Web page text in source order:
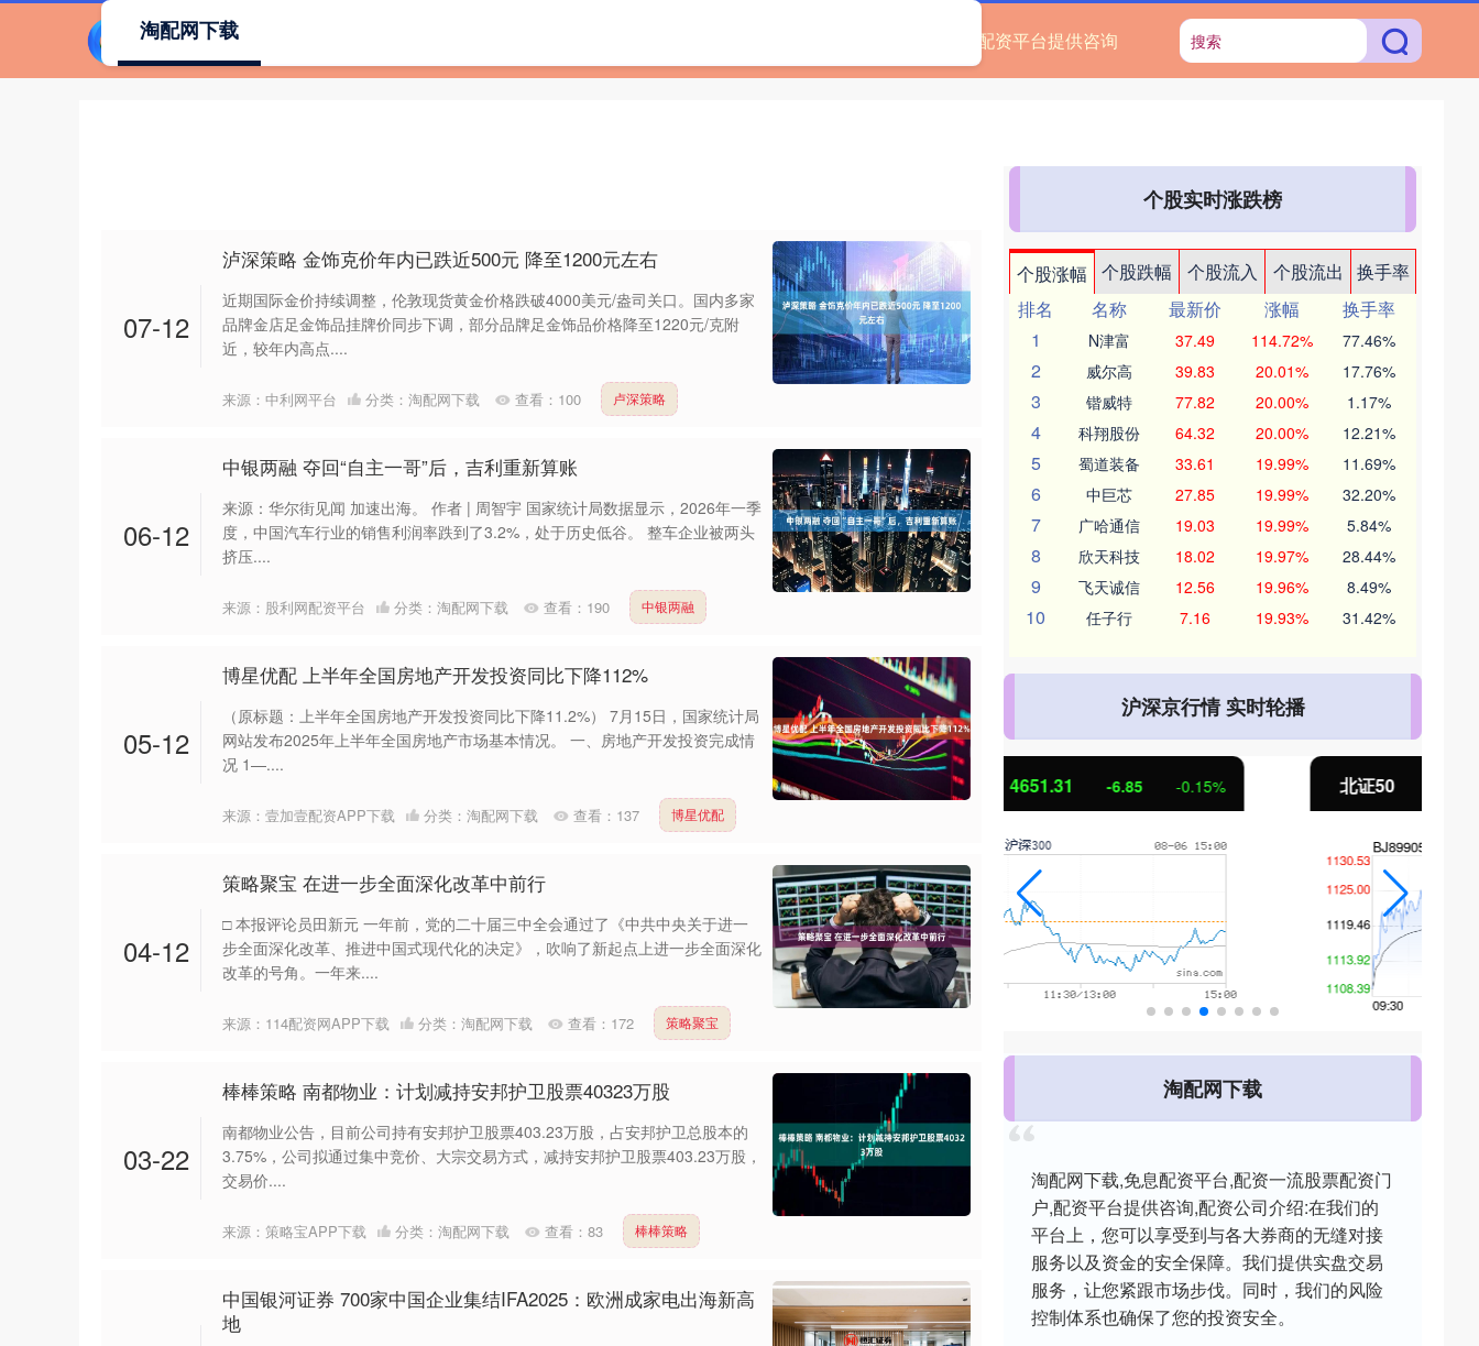
配资平台提供咨询
淘配网下载
07-12
泸深策略 金饰克价年内已跌近500元 降至1200元左右
近期国际金价持续调整，伦敦现货黄金价格跌破4000美元/盎司关口。国内多家
品牌金店足金饰品挂牌价同步下调，部分品牌足金饰品价格降至1220元/克附
近，较年内高点....
来源：中利网平台 分类： 淘配网下载 查看： 100 卢深策略
06-12
中银两融 夺回“自主一哥”后，吉利重新算账
来源：华尔街见闻 加速出海。 作者 | 周智宇 国家统计局数据显示，2026年一季
度，中国汽车行业的销售利润率跌到了3.2%，处于历史低谷。 整车企业被两头
挤压....
来源：股利网配资平台 分类： 淘配网下载 查看： 190 中银两融
05-12
博星优配 上半年全国房地产开发投资同比下降112%
（原标题：上半年全国房地产开发投资同比下降11.2%） 7月15日，国家统计局
网站发布2025年上半年全国房地产市场基本情况。 一、房地产开发投资完成情
况 1—....
来源：壹加壹配资APP下载 分类： 淘配网下载 查看： 137 博星优配
04-12
策略聚宝 在进一步全面深化改革中前行
□ 本报评论员田新元 一年前，党的二十届三中全会通过了《中共中央关于进一
步全面深化改革、推进中国式现代化的决定》，吹响了新起点上进一步全面深化
改革的号角。一年来....
来源：114配资网APP下载 分类： 淘配网下载 查看： 172 策略聚宝
03-22
棒棒策略 南都物业：计划减持安邦护卫股票40323万股
南都物业公告，目前公司持有安邦护卫股票403.23万股，占安邦护卫总股本的
3.75%，公司拟通过集中竞价、大宗交易方式，减持安邦护卫股票403.23万股，
交易价....
来源：策略宝APP下载 分类： 淘配网下载 查看： 83 棒棒策略
中国银河证券 700家中国企业集结IFA2025：欧洲成家电出海新高
地
个股实时涨跌榜
个股涨幅 个股跌幅 个股流入 个股流出
换手率
排名
名称 最新价 涨幅
换手率
1
N津富 37.49 114.72% 77.46%
2 威尔高 39.83 20.01% 17.76%
3 锴威特 77.82 20.00% 1.17%
4 科翔股份 64.32 20.00% 12.21%
5 蜀道装备 33.61 19.99% 11.69%
6 中巨芯 27.85 19.99% 32.20%
7 广哈通信 19.03 19.99% 5.84%
8 欣天科技 18.02 19.97% 28.44%
9 飞天诚信 12.56 19.96% 8.49%
10 任子行 7.16 19.93% 31.42%
沪深京行情 实时轮播
4651.31 -6.85 -0.15% 北证50 1122.88 0.30%
淘配网下载
淘配网下载,免息配资平台,配资一流股票配资门
户,配资平台提供咨询,配资公司介绍:在我们的
平台上，您可以享受到与各大券商的无缝对接
服务以及资金的安全保障。我们提供实盘交易
服务，让您紧跟市场步伐。同时，我们的风险
控制体系也确保了您的投资安全。